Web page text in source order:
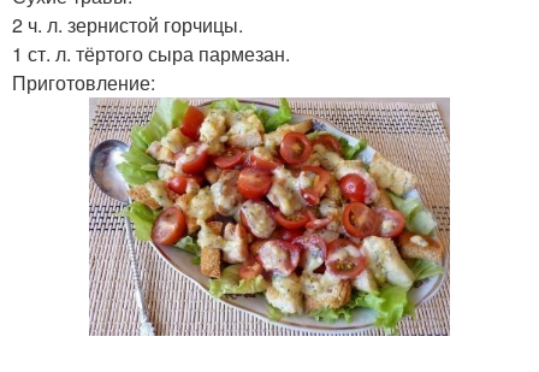
2 ч. л. зернистой горчицы.
1 ст. л. тёртого сыра пармезан.
Приготовление: